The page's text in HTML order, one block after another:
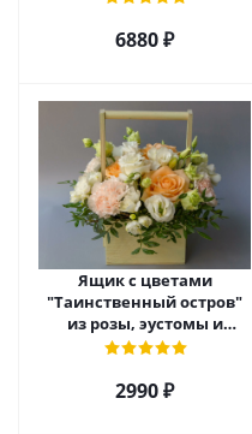
6880 ₽
Ящик с цветами
"Таинственный остров"
из розы, эустомы и
диантуса арт. 7754
2990 ₽